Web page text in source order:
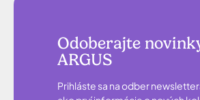
Odoberajte
ARGUS
Prihláste sa na odber